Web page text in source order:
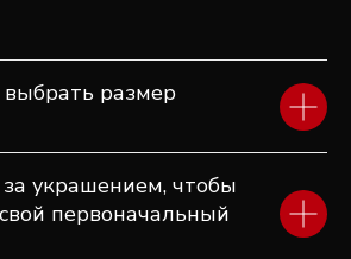
размер
украшением, чтобы
первоначальный